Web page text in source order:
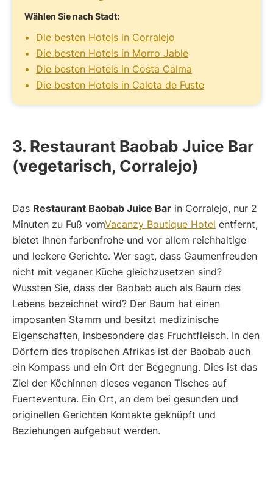
Wählen Sie nach Stadt:
Die besten Hotels in Corralejo
Die besten Hotels in Morro Jable
Die besten Hotels in Costa Calma
Die besten Hotels in Caleta de Fuste
3. Restaurant Baobab Juice Bar
(vegetarisch, Corralejo)
Das Restaurant Baobab Juice Bar in Corralejo, nur 2
Minuten zu Fuß vomVacanzy Boutique Hotel entfernt,
bietet Ihnen farbenfrohe und vor allem reichhaltige
und leckere Gerichte. Wer sagt, dass Gaumenfreuden
nicht mit veganer Küche gleichzusetzen sind?
Wussten Sie, dass der Baobab auch als Baum des
Lebens bezeichnet wird? Der Baum hat einen
imposanten Stamm und besitzt medizinische
Eigenschaften, insbesondere das Fruchtfleisch. In den
Dörfern des tropischen Afrikas ist der Baobab auch
ein Kompass und ein Ort der Begegnung. Dies ist das
Ziel der Köchinnen dieses veganen Tisches auf
Fuerteventura. Ein Ort, an dem bei gesunden und
originellen Gerichten Kontakte geknüpft und
Beziehungen aufgebaut werden.